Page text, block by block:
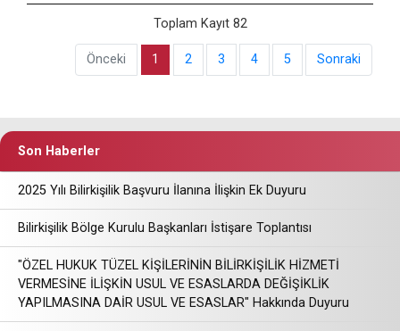
Toplam Kayıt 82
Önceki 1 2 3 4 5 Sonraki
Son Haberler
2025 Yılı Bilirkişilik Başvuru İlanına İlişkin Ek Duyuru
Bilirkişilik Bölge Kurulu Başkanları İstişare Toplantısı
"ÖZEL HUKUK TÜZEL KİŞİLERİNİN BİLİRKİŞİLİK HİZMETİ
VERMESİNE İLİŞKİN USUL VE ESASLARDA DEĞİŞİKLİK
YAPILMASINA DAİR USUL VE ESASLAR" Hakkında Duyuru